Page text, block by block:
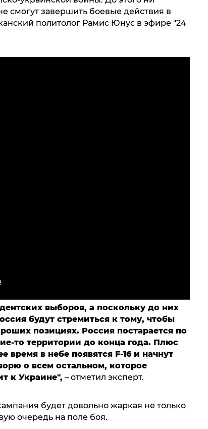
смогут завершить боевые действия в
политолог Рамис Юнус в эфире "24
выборов, а поскольку до них
будут стремиться к тому, чтобы
позициях. Россия постарается по
то территории до конца года. Плюс
в небе появятся F-16 и начнут
о всем остальном, которое
к Украине", – отметил эксперт.
будет довольно жаркая не только
очередь на поле боя.